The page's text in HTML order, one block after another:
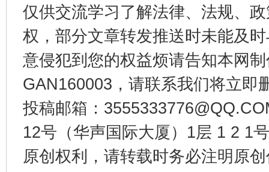
仅供交流学习了解法律、法规、
权，部分文章转发推送时未能及
意侵犯到您的权益烦请告知本网
GAN160003，请联系我们将立即
投稿邮箱：
12号（华声国际大厦）1层 1 2 1
原创权利，请转载时务必注明原
东山县通报“牛蛙产品抗生素超标问题” 法